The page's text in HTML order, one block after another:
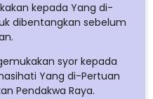
kepada Yang di-
dibentangkan sebelum
syor kepada
Yang di-Pertuan
Pendakwa Raya.